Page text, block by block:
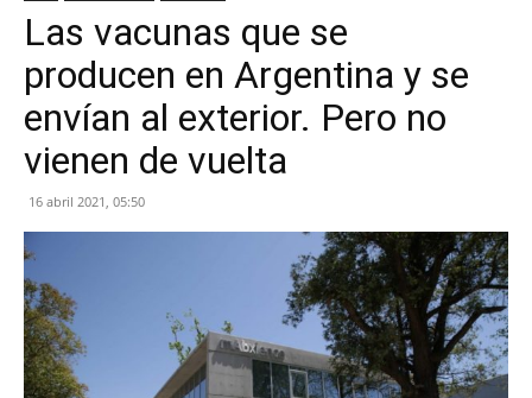
Las vacunas que se
producen en Argentina y se
envían al exterior. Pero no
vienen de vuelta
16 abril 2021, 05:50